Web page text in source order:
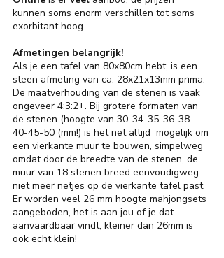
kunnen soms enorm verschillen tot soms
exorbitant hoog.
Afmetingen belangrijk!
Als je een tafel van 80x80cm hebt, is een
steen afmeting van ca. 28x21x13mm prima.
De maatverhouding van de stenen is vaak
ongeveer 4:3:2+. Bij grotere formaten van
de stenen (hoogte van 30-34-35-36-38-
40-45-50 (mm!) is het net altijd mogelijk om
een vierkante muur te bouwen, simpelweg
omdat door de breedte van de stenen, de
muur van 18 stenen breed eenvoudigweg
niet meer netjes op de vierkante tafel past.
Er worden veel 26 mm hoogte mahjongsets
aangeboden, het is aan jou of je dat
aanvaardbaar vindt, kleiner dan 26mm is
ook echt klein!